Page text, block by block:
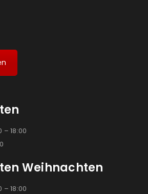
18:00
Weihnachten
18:00